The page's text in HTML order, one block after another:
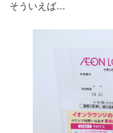
そういえば…